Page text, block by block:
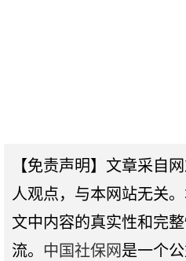
【免责声明】文章采自
人观点，与本网站无关
文中内容的真实性和完
流。 中国社保网 是一个